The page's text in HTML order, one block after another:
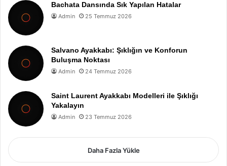
Bachata Dansında Sık Yapılan Hatalar
Admin 25 Temmuz 2026
Salvano Ayakkabı: Şıklığın ve Konforun
Buluşma Noktası
Admin 24 Temmuz 2026
Saint Laurent Ayakkabı Modelleri ile Şıklığı
Yakalayın
Admin 23 Temmuz 2026
Daha Fazla Yükle